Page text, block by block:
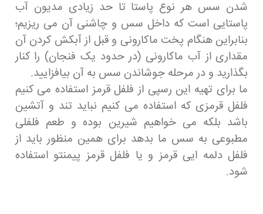
شدن سس هر نوع پاستا تا حد زیادی مدیون آب
پاستایی است که داخل سس و چاشنی آن می ریزیم؛
بنابراین هنگام پخت ماکارونی و قبل از آبکش کردن آن
مقداری از آب ماکارونی (در حدود یک فنجان) را کنار
بگذارید و در مرحله جوشاندن سس به آن بیافزایید.
ما برای تهیه این رسپی از فلفل قرمز استفاده می کنیم
فلفل قرمزی که استفاده می کنیم نباید تند و آتشین
باشد بلکه می خواهیم شیرین بوده و طعم فلفلی
مطبوعی به سس ما بدهد برای همین منظور باید از
فلفل دلمه ایی قرمز و یا فلفل قرمز پیمنتو استفاده
شود.